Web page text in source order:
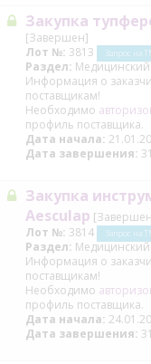
Закупка
[Завершен]
Лот №: 3813 Запрос на
Раздел:
Информация о
поставщикам!
Необходимо
профиль поставщика.
Дата начала:
Дата завершения:
Закупка
Aesculap
Лот №: 3814 Запрос на
Раздел:
Информация о
поставщикам!
Необходимо
профиль поставщика.
Дата начала:
Дата завершения: